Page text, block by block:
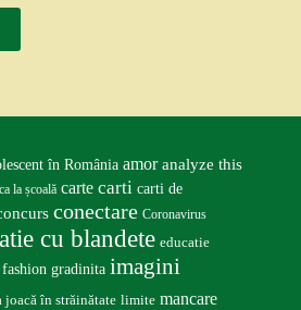
în România amor analyze this
ca la școală carte carti carti de
conectare Coronavirus
cu blandete educatie
fashion gradinita imagini
joacă în străinătate limite mancare